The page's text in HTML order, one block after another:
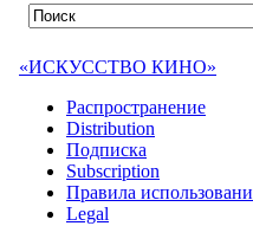
«ИСКУССТВО КИНО»
Распространение
Distribution
Подписка
Subscription
Правила
Legal